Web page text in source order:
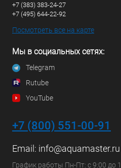
+7 (383) 383-24-27
+7 (495) 644-22-92
Посмотреть все на карте
Мы в социальных сетях:
Telegram
Rutube
YouTube
+7 (800) 551-00-91
Email: info@aquamaster.ru
График работы Пн-Пт: с 9:00 до